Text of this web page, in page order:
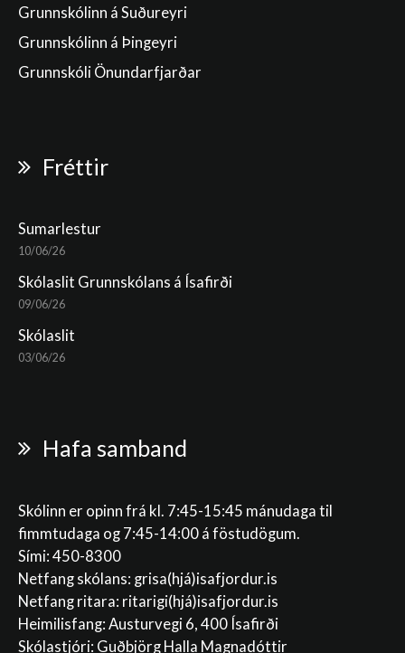
Grunnskólinn á Suðureyri
Grunnskólinn á Þingeyri
Grunnskóli Önundarfjarðar
Fréttir
Sumarlestur
10/06/26
Skólaslit Grunnskólans á Ísafirði
09/06/26
Skólaslit
03/06/26
Hafa samband
Skólinn er opinn frá kl. 7:45-15:45 mánudaga til
fimmtudaga og 7:45-14:00 á föstudögum.
Sími: 450-8300
Netfang skólans: grisa(hjá)isafjordur.is
Netfang ritara: ritarigi(hjá)isafjordur.is
Heimilisfang: Austurvegi 6, 400 Ísafirði
Skólastjóri: Guðbjörg Halla Magnadóttir